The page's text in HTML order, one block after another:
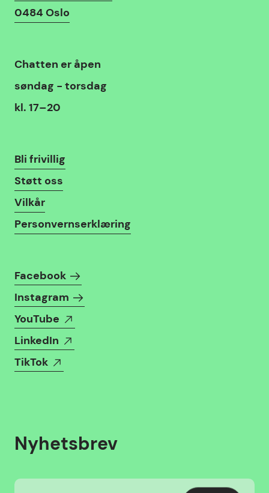
0484 Oslo
Chat
Chatten er åpen
søndag - torsdag
kl. 17–20
Lenker
Bli frivillig
Støtt oss
Vilkår
Personvernserklæring
Følg oss i sosiale medier
Facebook
Instagram
YouTube
LinkedIn
TikTok
Nyhetsbrev